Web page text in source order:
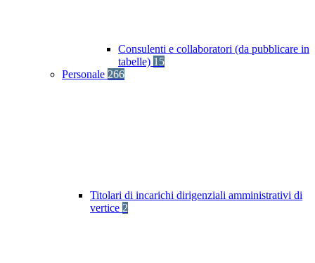
Consulenti e collaboratori (da pubblicare in
tabelle) 15
Personale 266
Titolari di incarichi dirigenziali amministrativi di
vertice 2